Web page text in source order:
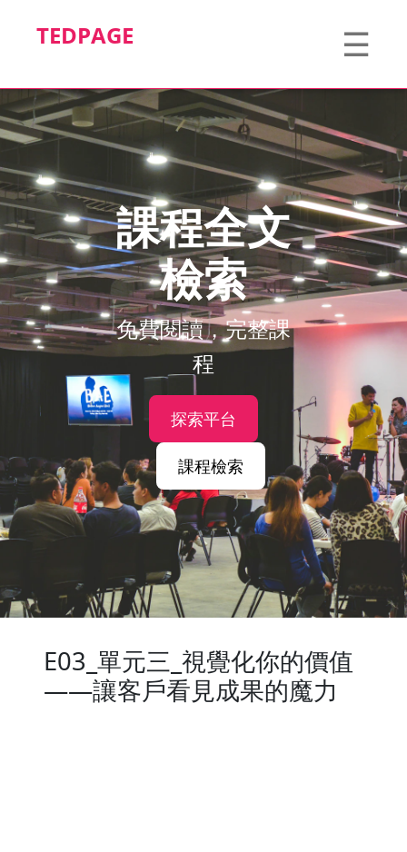
TEDPAGE ☰
課程全文
檢索
免費閱讀，完整課
程
探索平台
課程檢索
E03_單元三_視覺化你的價值
——讓客戶看見成果的魔力